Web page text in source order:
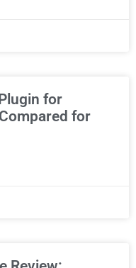
for
for